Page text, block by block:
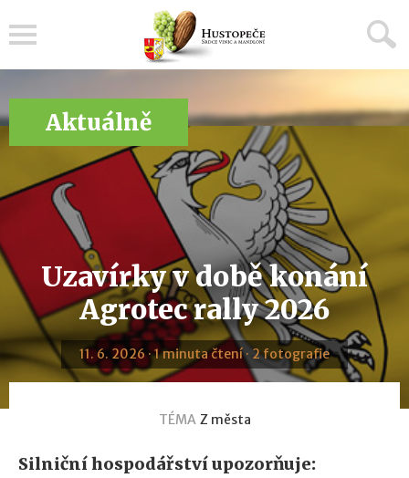
Aktuálně
Uzavírky v době konání
Agrotec rally 2026
11. 6. 2026 · 1 minuta čtení · 2 fotografie
TÉMA Z města
Silniční hospodářství upozorňuje: